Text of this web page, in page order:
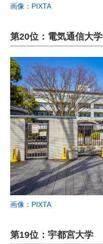
画像：PIXTA
第20位：電気通信大学
画像：PIXTA
第19位：宇都宮大学